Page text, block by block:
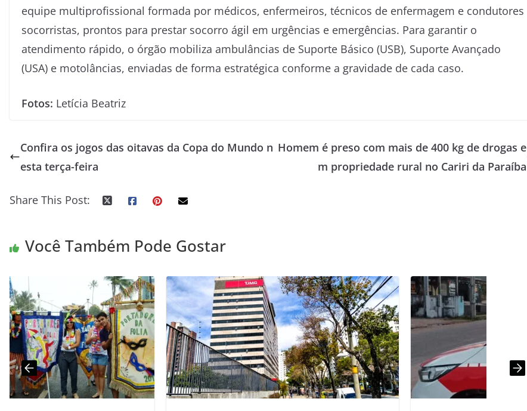
equipe multiprofissional formada por médicos, enfermeiros, técnicos de enfermagem e condutores
socorristas, prontos para prestar socorro ágil em urgências e emergências. Para garantir o
atendimento rápido, o órgão mobiliza ambulâncias de Suporte Básico (USB), Suporte Avançado
(USA) e motolâncias, enviadas de forma estratégica conforme a gravidade de cada caso.
Fotos: Letícia Beatriz
Confira os jogos das oitavas da Copa do Mundo n
esta terça-feira
Homem é preso com mais de 400 kg de drogas e
m propriedade rural no Cariri da Paraíba
Share This Post:
Você Também Pode Gostar